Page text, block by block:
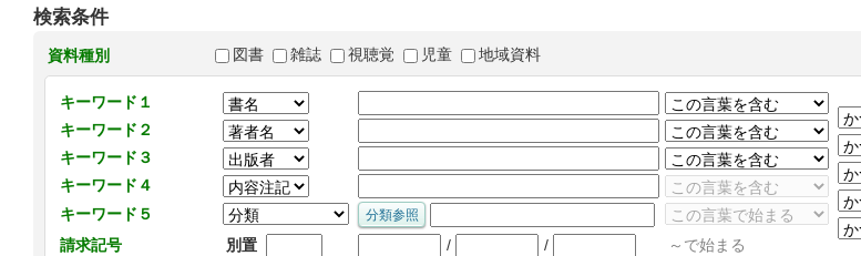
検索条件
資料種別 図書 雑誌 視聴覚 児童 地域資料
キーワード１
キーワード２
キーワード３
キーワード４
キーワード５
請求記号
別置 / / ～で始まる